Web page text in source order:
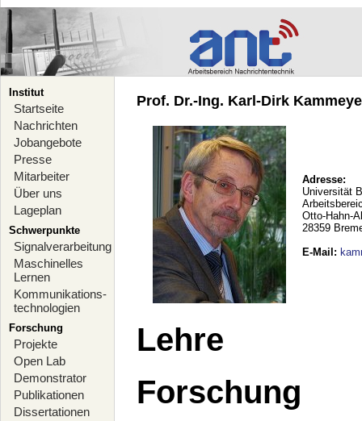
Institut
Startseite
Nachrichten
Jobangebote
Presse
Mitarbeiter
Über uns
Lageplan
Schwerpunkte
Signalverarbeitung
Maschinelles
Lernen
Kommunikations-
technologien
Forschung
Projekte
Open Lab
Demonstrator
Publikationen
Dissertationen
Prof. Dr.-Ing. Karl-Dirk
Adresse:
Universität
Otto-Hahn-
28359
E-Mail :
Lehre
Forschung